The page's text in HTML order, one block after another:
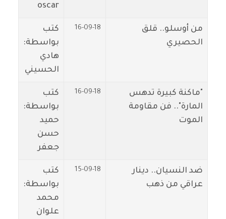
oscar
من أوسلو.. قلق
الحصيري
16-09-18
كتب
بواسطة:
هادي
الحسيني
"ماكنة كبيرة تدهس
المارة".. فن مقاومة
الموت
16-09-18
كتب
بواسطة:
حميد
حسن
جعفر
ضد النسيان.. دينار
عراقي من ذهب
15-09-18
كتب
بواسطة:
محمد
علوان